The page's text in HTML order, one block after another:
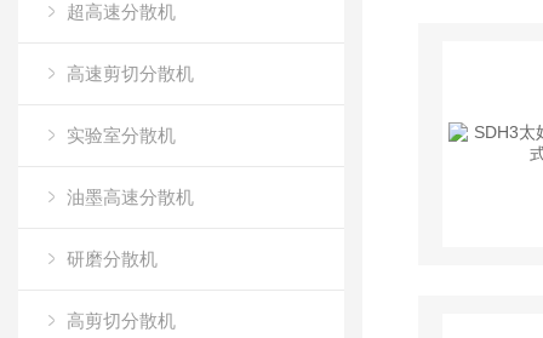
超高速分散机
高速剪切分散机
实验室分散机
油墨高速分散机
研磨分散机
高剪切分散机